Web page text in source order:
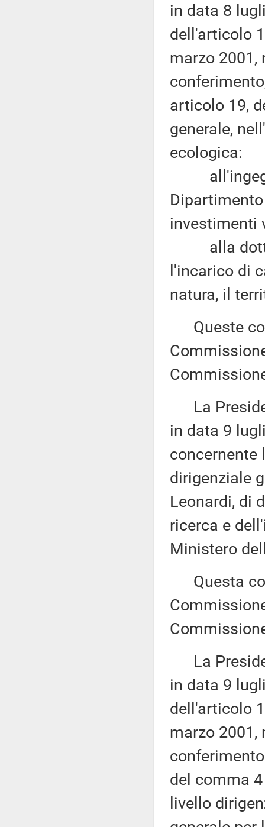
in data 8
dell'articolo
marzo
articolo 19,
generale,
ecologica:
investimenti
alla
l'incarico di
natura, il
Queste
La
in data 9
concernente
dirigenziale
Leonardi, di
ricerca e
Ministero
Questa
La
in data 9
dell'articolo
marzo 2001,
del comma
livello